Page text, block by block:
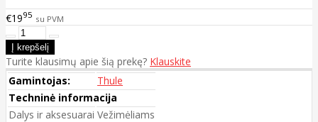
€1995 su PVM
Turite klausimų apie šią prekę? Klauskite
Gamintojas:
Thule
Techninė informacija
Dalys ir aksesuarai Vežimėliams